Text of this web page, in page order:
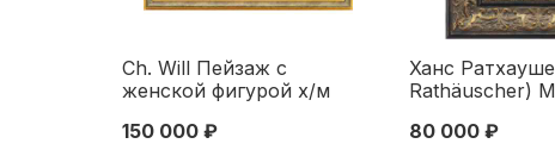
Ch. Will Пейзаж с
женской фигурой х/м
53x78 см. Европа Начало
150 000 ₽
Ханс
Rathäuscher)
редисками
80 000 ₽